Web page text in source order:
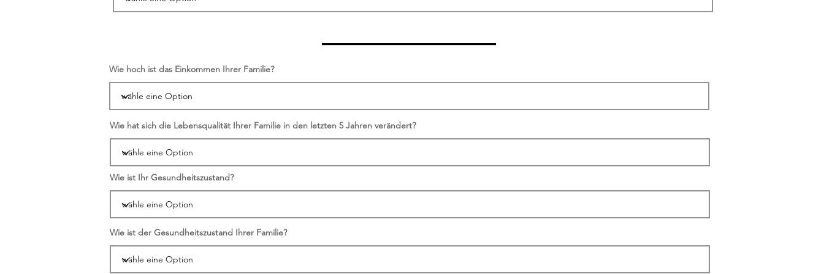
Wie hoch ist das Einkommen Ihrer Familie?
Wie hat sich die Lebensqualität Ihrer Familie in den letzten 5 Jahren verändert?
Wie ist Ihr Gesundheitszustand?
Wie ist der Gesundheitszustand Ihrer Familie?